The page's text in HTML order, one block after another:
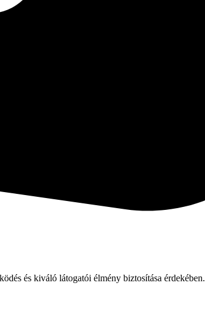
és kiváló látogatói élmény biztosítása érdekében.